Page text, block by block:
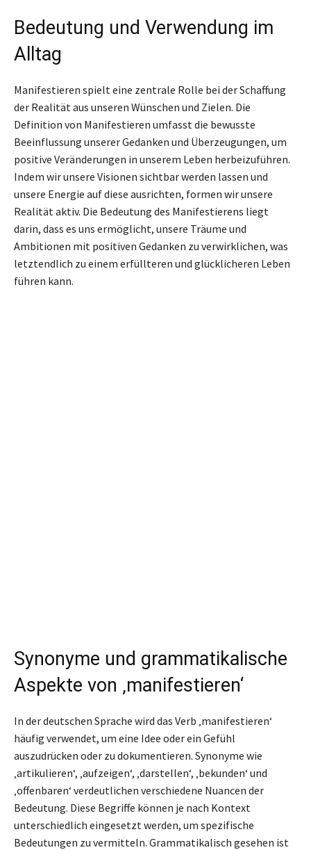
Bedeutung und Verwendung im
Alltag
Manifestieren spielt eine zentrale Rolle bei der Schaffung
der Realität aus unseren Wünschen und Zielen. Die
Definition von Manifestieren umfasst die bewusste
Beeinflussung unserer Gedanken und Überzeugungen, um
positive Veränderungen in unserem Leben herbeizuführen.
Indem wir unsere Visionen sichtbar werden lassen und
unsere Energie auf diese ausrichten, formen wir unsere
Realität aktiv. Die Bedeutung des Manifestierens liegt
darin, dass es uns ermöglicht, unsere Träume und
Ambitionen mit positiven Gedanken zu verwirklichen, was
letztendlich zu einem erfüllteren und glücklicheren Leben
führen kann.
Synonyme und grammatikalische
Aspekte von ‚manifestieren‘
In der deutschen Sprache wird das Verb ‚manifestieren‘
häufig verwendet, um eine Idee oder ein Gefühl
auszudrücken oder zu dokumentieren. Synonyme wie
‚artikulieren‘, ‚aufzeigen‘, ‚darstellen‘, ‚bekunden‘ und
‚offenbaren‘ verdeutlichen verschiedene Nuancen der
Bedeutung. Diese Begriffe können je nach Kontext
unterschiedlich eingesetzt werden, um spezifische
Bedeutungen zu vermitteln. Grammatikalisch gesehen ist